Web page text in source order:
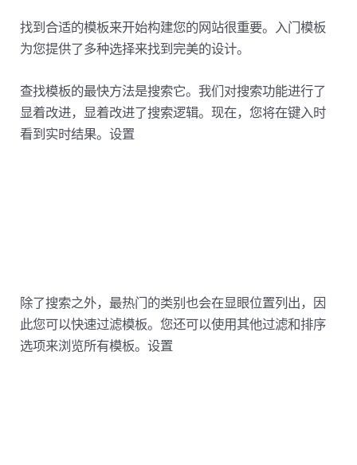
找到合适的模板来开始构建您的网站很重要。入门模板
为您提供了多种选择来找到完美的设计。
查找模板的最快方法是搜索它。我们对搜索功能进行了
显着改进，显着改进了搜索逻辑。现在，您将在键入时
看到实时结果。设置
除了搜索之外，最热门的类别也会在显眼位置列出，因
此您可以快速过滤模板。您还可以使用其他过滤和排序
选项来浏览所有模板。设置